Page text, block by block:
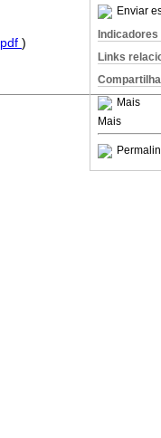
Enviar
Indicadores
Links
Mais
Mais
pdf )